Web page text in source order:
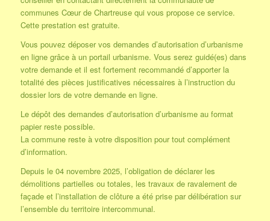
communes Cœur de Chartreuse qui vous propose ce service.
Cette prestation est gratuite.
Vous pouvez déposer vos demandes d’autorisation d’urbanisme
en ligne grâce à un portail urbanisme. Vous serez guidé(es) dans
votre demande et il est fortement recommandé d’apporter la
totalité des pièces justificatives nécessaires à l’instruction du
dossier lors de votre demande en ligne.
Le dépôt des demandes d’autorisation d’urbanisme au format
papier reste possible.
La commune reste à votre disposition pour tout complément
d’information.
Depuis le 04 novembre 2025, l’obligation de déclarer les
démolitions partielles ou totales, les travaux de ravalement de
façade et l’installation de clôture a été prise par délibération sur
l’ensemble du territoire intercommunal.